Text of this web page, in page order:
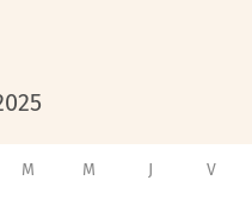
M M J V